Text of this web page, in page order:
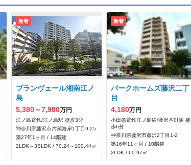
新着
プランヴェール湘南江ノ
島
5,380～7,980万円
江ノ島電鉄/江ノ島駅 徒歩3分
神奈川県藤沢市片瀬海岸1丁目9-25
築27年1ヶ月 / 14階建
2LDK～3SLDK / 70.24～100.44㎡
新着
パークホームズ藤沢二丁
目
4,180万円
小田急電鉄江ノ島線/藤沢本町駅 徒
歩6分
神奈川県藤沢市藤沢2丁目1-2
築16年11ヶ月 / 10階建
2LDK / 60.97㎡